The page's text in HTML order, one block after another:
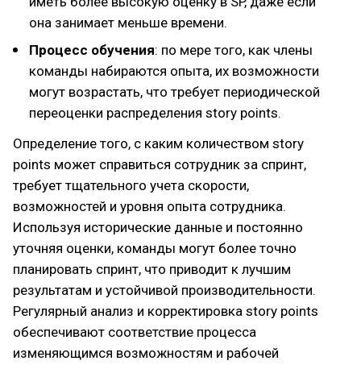
она занимает меньше времени.
Процесс обучения: по мере того, как члены
команды набираются опыта, их возможности
могут возрастать, что требует периодической
переоценки распределения story points.
Определение того, с каким количеством story
points может справиться сотрудник за спринт,
требует тщательного учета скорости,
возможностей и уровня опыта сотрудника.
Используя исторические данные и постоянно
уточняя оценки, команды могут более точно
планировать спринт, что приводит к лучшим
результатам и устойчивой производительности.
Регулярный анализ и корректировка story points
обеспечивают соответствие процесса
изменяющимся возможностям и рабочей